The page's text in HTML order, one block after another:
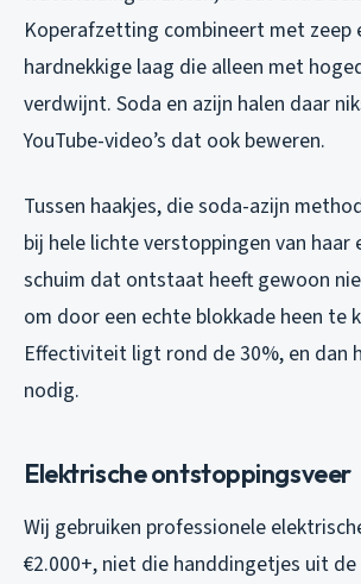
Koperafzetting combineert met zeep
hardnekkige laag die alleen met
verdwijnt. Soda en azijn halen daar
YouTube-video’s dat ook beweren.
Tussen haakjes, die soda-azijn
bij hele lichte verstoppingen van haar
schuim dat ontstaat heeft gewoon
om door een echte blokkade heen te
Effectiviteit ligt rond de 30%, en dan
nodig.
Elektrische ontstoppingsveer
Wij gebruiken professionele
€2.000+, niet die handdingetjes uit